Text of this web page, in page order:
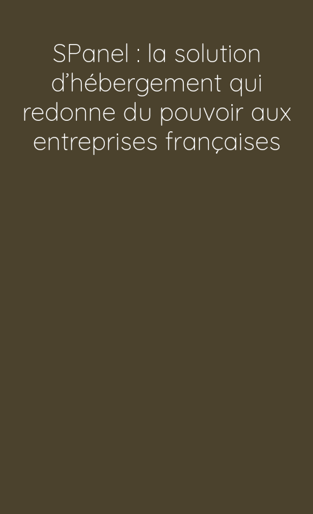
SPanel : la solution
d’hébergement qui
redonne du pouvoir aux
entreprises françaises